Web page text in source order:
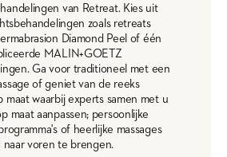
van Retreat. Kies uit
zoals retreats
Diamond Peel of één
MALIN+GOETZ
Ga voor traditioneel met een
of geniet van de reeks
maat waarbij experts samen met u
maat aanpassen; persoonlijke
of heerlijke massages
voren te brengen.